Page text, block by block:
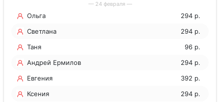
— 24 февраля —
Ольга
294 р.
Светлана
294 р.
Таня
96 р.
Андрей Ермилов
294 р.
Евгения
392 р.
Ксения
294 р.